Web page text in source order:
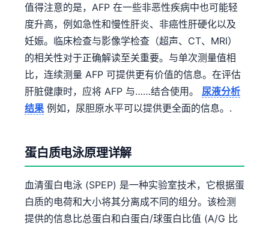
值得注意的是，AFP 在一些非恶性疾病中也可能轻
度升高，例如急性和慢性肝炎、非癌性肝硬化以及
妊娠。临床检查与影像学检查（超声、CT、MRI）
的相关性对于正确解读至关重要。与单次测量值相
比，连续测量 AFP 可提供更有价值的信息。在评估
肝脏健康时，应将 AFP 与……结合使用。 尿液分析
结果 例如，尿胆原水平可以提供更全面的信息。.
蛋白质电泳原理详解
血清蛋白电泳 (SPEP) 是一种实验室技术，它根据蛋
白质的电荷和大小将其分离成不同的组分。该检测
提供的信息比总蛋白和白蛋白/球蛋白比值 (A/G 比
سنڌي
සිංහල
অসমীয়া
Galego
Македонски јазик
Euskara
Gàidhlig
العربية المغربية
Afrikaans